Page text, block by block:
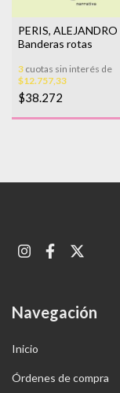
PERIS, ALEJANDRO
Banderas rotas
3 cuotas sin interés de
$12.757,33
$38.272
Navegación
Inicio
Órdenes de compra